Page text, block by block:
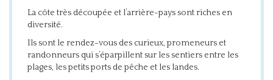
La côte très découpée et l’arrière-pays sont riches en
diversité.
Ils sont le rendez-vous des curieux, promeneurs et
randonneurs qui s’éparpillent sur les sentiers entre les
plages, les petits ports de pêche et les landes.